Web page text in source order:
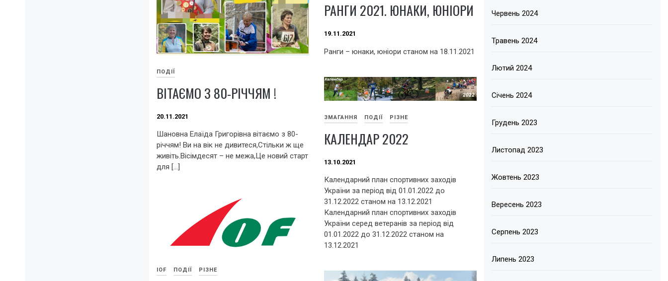
ПОДІЇ
ВІТАЄМО З 80-РІЧЧЯМ !
20.11.2021
Шановна Елаїда Григорівна вітаємо з 80-
річчям! Ви на вік не дивитеся,Стільки ж ще
живіть.Вісімдесят – не межа,Це новий старт
для […]
РАНГИ 2021. ЮНАКИ, ЮНІОРИ
19.11.2021
Ранги – юнаки, юніори станом на 18.11.2021
ЗМАГАННЯ ПОДІЇ РІЗНЕ
КАЛЕНДАР 2022
13.10.2021
Календарний план спортивних заходів
України за період від 01.01.2022 до
31.12.2022 станом на 13.12.2021
Календарний план спортивних заходів
України серед ветеранів за період від
01.01.2022 до 31.12.2022 станом на
13.12.2021
IOF ПОДІЇ РІЗНЕ
Червень 2024
Травень 2024
Лютий 2024
Січень 2024
Грудень 2023
Листопад 2023
Жовтень 2023
Вересень 2023
Серпень 2023
Липень 2023